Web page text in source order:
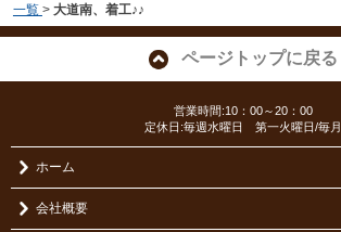
一覧 > 大道南、着工♪♪
ページトップに戻る
営業時間:10：00～20：00
定休日:毎週水曜日 第一火曜日/毎月
ホーム
会社概要